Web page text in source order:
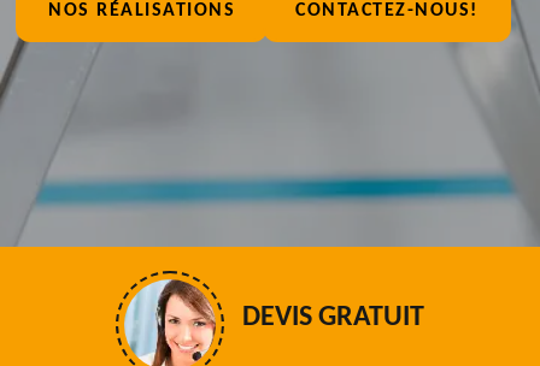
NOS RÉALISATIONS CONTACTEZ-NOUS!
DEVIS GRATUIT